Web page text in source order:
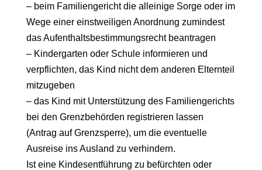
– beim Familiengericht die alleinige Sorge oder im
Wege einer einstweiligen Anordnung zumindest
das Aufenthaltsbestimmungsrecht beantragen
– Kindergarten oder Schule informieren und
verpflichten, das Kind nicht dem anderen Elternteil
mitzugeben
– das Kind mit Unterstützung des Familiengerichts
bei den Grenzbehörden registrieren lassen
(Antrag auf Grenzsperre), um die eventuelle
Ausreise ins Ausland zu verhindern.
Ist eine Kindesentführung zu befürchten oder